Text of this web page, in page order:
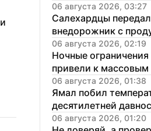
06 августа 2026, 03:27
Салехардцы
внедорожник с
06 августа 2026, 02:19
Ночные ограничения
привели к
06 августа 2026, 01:38
Ямал побил
десятилетней
06 августа 2026, 01:20